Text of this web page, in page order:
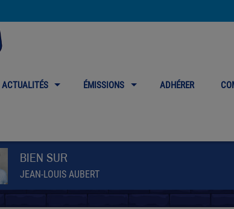
ACTUALITÉS ÉMISSIONS ADHÉRER
BIEN SUR
JEAN-LOUIS AUBERT